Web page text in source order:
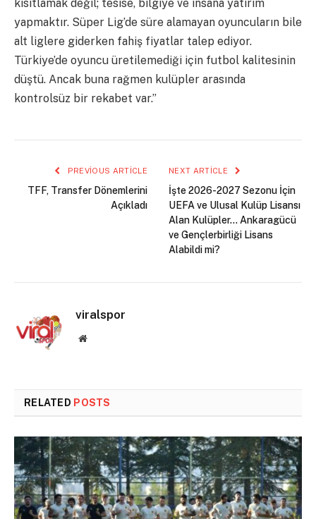
kısıtlamak değil; tesise, bilgiye ve insana yatırım
yapmaktır. Süper Lig’de süre alamayan oyuncuların bile
alt liglere giderken fahiş fiyatlar talep ediyor.
Türkiye’de oyuncu üretilemediği için futbol kalitesinin
düştü. Ancak buna rağmen kulüpler arasında
kontrolsüz bir rekabet var.”
PREVIOUS ARTICLE
TFF, Transfer Dönemlerini
Açıkladı
NEXT ARTICLE
İşte 2026-2027 Sezonu İçin
UEFA ve Ulusal Kulüp Lisansı
Alan Kulüpler… Ankaragücü
ve Gençlerbirliği Lisans
Alabildi mi?
viralspor
Website
RELATED POSTS